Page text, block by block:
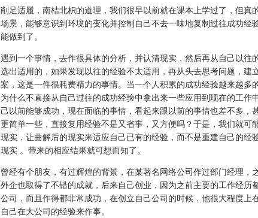
削足适履，南桔北枳的道理，我们很早以前就在课本上学过了，但真
场景，能够意识到环境的变化并控制自己不去一味地复制过往成功经
能做到了。
遇到一个事情，去作很具体的分析，并认清现实，然后再从自己以往
选出适用的，如果发现以往的经验不太适用，再从头去思考问题，建
案，这是一件很耗费精力的事情。当一个人积累的成功经验越来越多
为什么不直接从自己过往的成功经验中拿出来一些应用到现在的工作
己以前能够成功，现在面临的事情，看起来跟以前的事情也差不多，
更简单一些，直接复用经验不是又省事，又方便吗？于是，我们就可
现实，让曲解后的现实来适应自己已有的经验，而不是重建自己的经
现实 。带来的相应结果就可想而知了。
曾经有个朋友，有过辉煌的背景，在某著名网络公司作过部门经理，
外企也取得了不错的成就，后来自己创业，因为之前主要的工作经历
公司，而且作得都非常成功，在创立自己公司的时候，他很大程度上
自己在大公司的经验来作事。